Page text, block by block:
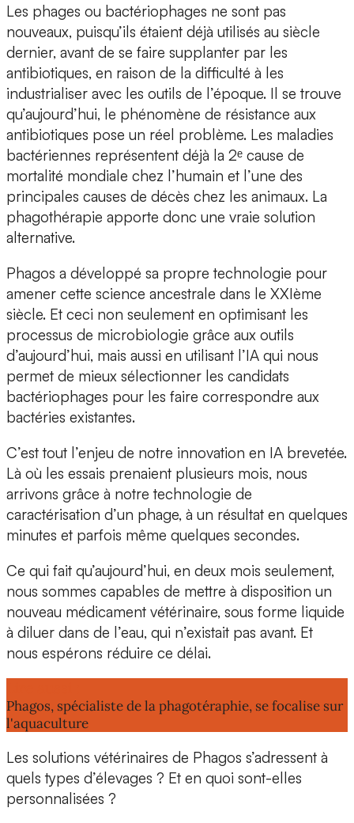
Les phages ou bactériophages ne sont pas
nouveaux, puisqu’ils étaient déjà utilisés au siècle
dernier, avant de se faire supplanter par les
antibiotiques, en raison de la difficulté à les
industrialiser avec les outils de l’époque. Il se trouve
qu’aujourd’hui, le phénomène de résistance aux
antibiotiques pose un réel problème. Les maladies
bactériennes représentent déjà la 2ᵉ cause de
mortalité mondiale chez l’humain et l’une des
principales causes de décès chez les animaux. La
phagothérapie apporte donc une vraie solution
alternative.
Phagos a développé sa propre technologie pour
amener cette science ancestrale dans le XXIème
siècle. Et ceci non seulement en optimisant les
processus de microbiologie grâce aux outils
d’aujourd’hui, mais aussi en utilisant l’IA qui nous
permet de mieux sélectionner les candidats
bactériophages pour les faire correspondre aux
bactéries existantes.
C’est tout l’enjeu de notre innovation en IA brevetée.
Là où les essais prenaient plusieurs mois, nous
arrivons grâce à notre technologie de
caractérisation d’un phage, à un résultat en quelques
minutes et parfois même quelques secondes.
Ce qui fait qu’aujourd’hui, en deux mois seulement,
nous sommes capables de mettre à disposition un
nouveau médicament vétérinaire, sous forme liquide
à diluer dans de l’eau, qui n’existait pas avant. Et
nous espérons réduire ce délai.
Phagos, spécialiste de la phagotéraphie, se focalise sur
l'aquaculture
Les solutions vétérinaires de Phagos s’adressent à
quels types d’élevages ? Et en quoi sont-elles
personnalisées ?